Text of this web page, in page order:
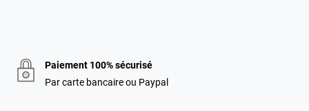
Paiement 100% sécurisé
Par carte bancaire ou Paypal